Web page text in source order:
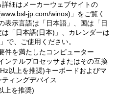
詳細はメーカーウェブサイトの
jp.com/winos)」をご覧く
表示言語は「日本語」、国は「日
「日本語(日本)」、カレンダーは
で、ご使用ください。
件を満たしたコンピューター
ンテルプロセッサまたはその互換
以上を推奨)キーボードおよびマ
ィングデバイス
上を推奨)